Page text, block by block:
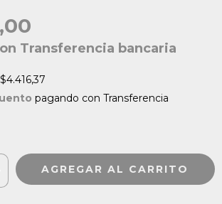
Transferencia bancaria
$4.416,37
pagando con Transferencia